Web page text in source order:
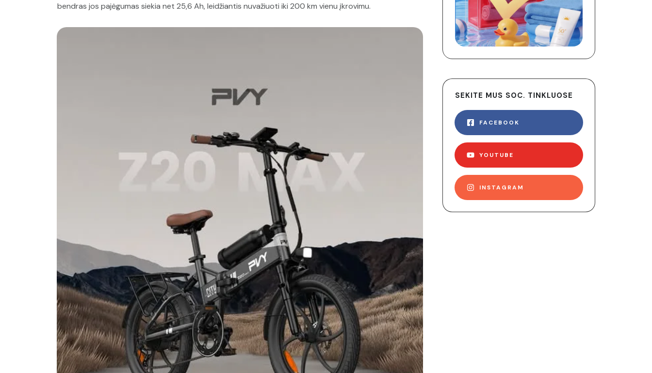
bendras jos pajėgumas siekia net 25,6 Ah, leidžiantis nuvažiuoti iki 200 km vienu įkrovimu.
SEKITE MUS SOC. TINKLUOSE
FACEBOOK
YOUTUBE
INSTAGRAM